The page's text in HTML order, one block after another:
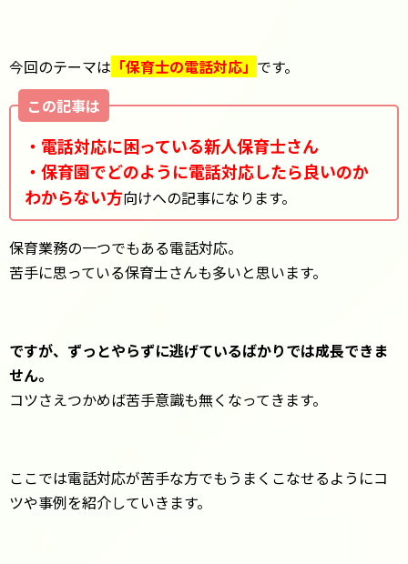
今回のテーマは 「保育士の電話対応」 です。
この記事は
・電話対応に困っている新人保育士さん
・保育園でどのように電話対応したら良いのか
わからない方向けへの記事になります。
保育業務の一つでもある電話対応。
苦手に思っている保育士さんも多いと思います。
ですが、ずっとやらずに逃げているばかりでは成長できま
せん。
コツさえつかめば苦手意識も無くなってきます。
ここでは電話対応が苦手な方でもうまくこなせるようにコ
ツや事例を紹介していきます。